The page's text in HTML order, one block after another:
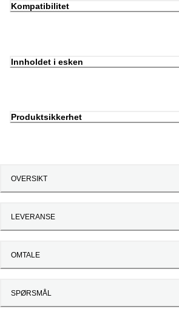
Kompatibilitet
Innholdet i esken
Produktsikkerhet
OVERSIKT
LEVERANSE
OMTALE
SPØRSMÅL